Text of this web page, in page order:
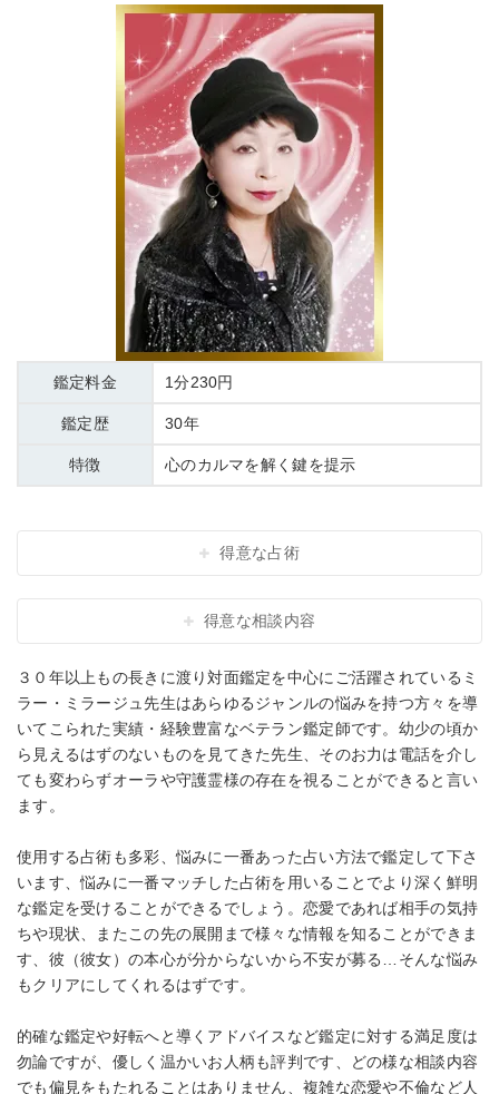
鑑定料金 1分230円
鑑定歴 30年
特徴 心のカルマを解く鍵を提示
得意な占術
得意な相談内容
３０年以上もの長きに渡り対面鑑定を中心にご活躍されているミ
ラー・ミラージュ先生はあらゆるジャンルの悩みを持つ方々を導
いてこられた実績・経験豊富なベテラン鑑定師です。幼少の頃か
ら見えるはずのないものを見てきた先生、そのお力は電話を介し
ても変わらずオーラや守護霊様の存在を視ることができると言い
ます。
使用する占術も多彩、悩みに一番あった占い方法で鑑定して下さ
います、悩みに一番マッチした占術を用いることでより深く鮮明
な鑑定を受けることができるでしょう。恋愛であれば相手の気持
ちや現状、またこの先の展開まで様々な情報を知ることができま
す、彼（彼女）の本心が分からないから不安が募る…そんな悩み
もクリアにしてくれるはずです。
的確な鑑定や好転へと導くアドバイスなど鑑定に対する満足度は
勿論ですが、優しく温かいお人柄も評判です、どの様な相談内容
でも偏見をもたれることはありません、複雑な恋愛や不倫など人